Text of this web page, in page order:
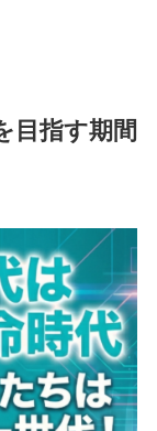
目指す期間